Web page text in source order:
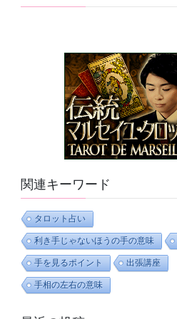
関連キーワード
タロット占い
利き手じゃないほうの手の意味
手を見るポイント 出張講座
手相の左右の意味